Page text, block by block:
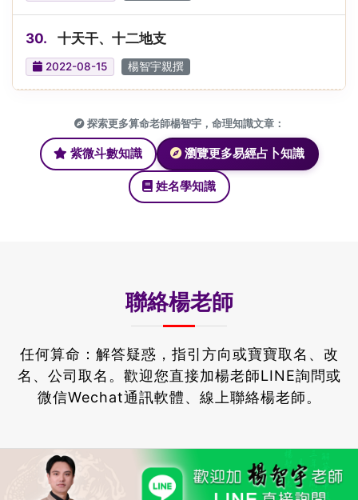
30. 十天干、十二地支
2022-08-15 楊智宇親撰
探索更多算命老師楊智宇，命理知識文章：
紫微斗數知識 瀏覽更多易經占卜知識
姓名學知識
聯絡楊老師
任何算命：解答疑惑，指引方向或寶寶取名、改
名、公司取名。 歡迎您直接加楊老師LINE詢問或
微信Wechat通訊軟體、線上聯絡楊老師。